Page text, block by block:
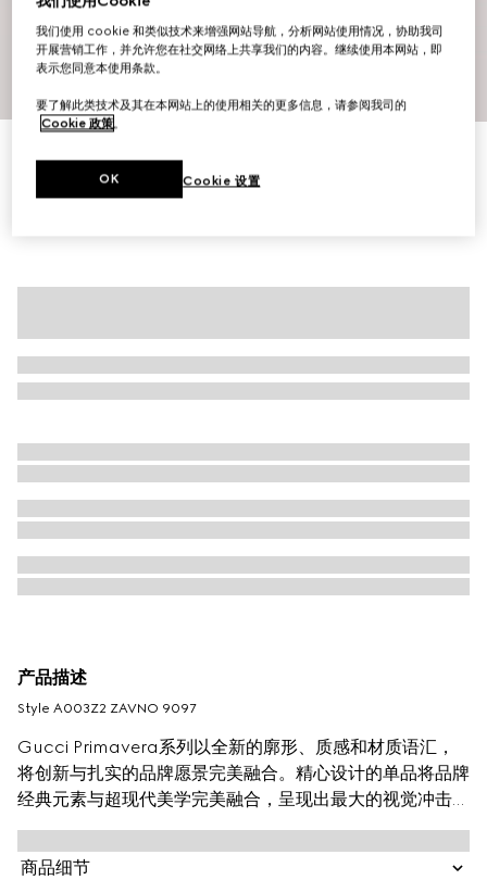
产品描述
Style ‎A003Z2 ZAVNO 9097
Gucci Primavera系列以全新的廓形、质感和材质语汇，
将创新与扎实的品牌愿景完美融合。精心设计的单品将品牌
经典元素与超现代美学完美融合，呈现出最大的视觉冲击
力。这款衬衫以桑蚕丝斜纹面料打造，通体饰Gucci Flora
花卉印花。
商品细节
我们使用 cookie 和类似技术来增强网站导航，分析网站使用情况，协助我司
开展营销工作，并允许您在社交网络上共享我们的内容。继续使用本网站，即
表示您同意本使用条款。
要了解此类技术及其在本网站上的使用相关的更多信息，请参阅我司的
Cookie 政策。
Cookie 设置
OK